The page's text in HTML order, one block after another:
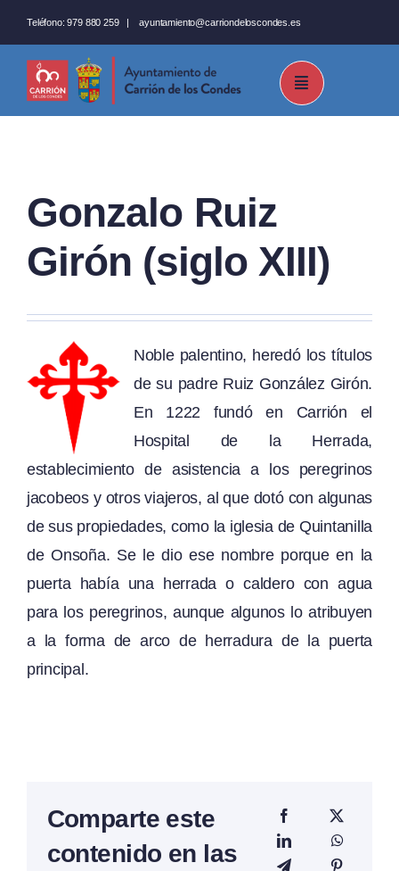
al
contenido
Teléfono: 979 880 259 |ayuntamiento@carriondeloscondes.es
Gonzalo Ruiz
Girón (siglo XIII)
Noble palentino, heredó los títulos
de su padre Ruiz González Girón.
En 1222 fundó en Carrión el
Hospital de la Herrada,
establecimiento de asistencia a los peregrinos
jacobeos y otros viajeros, al que dotó con algunas
de sus propiedades, como la iglesia de Quintanilla
de Onsoña. Se le dio ese nombre porque en la
puerta había una herrada o caldero con agua
para los peregrinos, aunque algunos lo atribuyen
a la forma de arco de herradura de la puerta
principal.
Comparte este
contenido en las